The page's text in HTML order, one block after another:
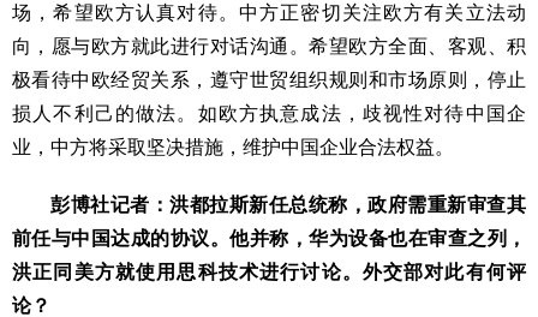
场，希望欧方认真对待。中方正密切关注欧方有关立法动
向，愿与欧方就此进行对话沟通。希望欧方全面、客观、积
极看待中欧经贸关系，遵守世贸组织规则和市场原则，停止
损人不利己的做法。如欧方执意成法，歧视性对待中国企
业，中方将采取坚决措施，维护中国企业合法权益。
彭博社记者：洪都拉斯新任总统称，政府需重新审查其
前任与中国达成的协议。他并称，华为设备也在审查之列，
洪正同美方就使用思科技术进行讨论。外交部对此有何评
论？